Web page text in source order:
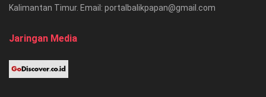
Kalimantan Timur. Email: portalbalikpapan@gmail.com
Jaringan Media